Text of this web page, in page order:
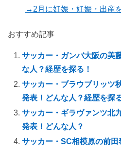
→2月に妊娠・妊娠・出産
おすすめ記事
サッカー・ガンバ大阪の美
な人？経歴を探る！
サッカー・ブラウブリッツ
発表！どんな人？経歴を探
サッカー・ギラヴァンツ北
発表！どんな人？
サッカー・SC相模原の前田